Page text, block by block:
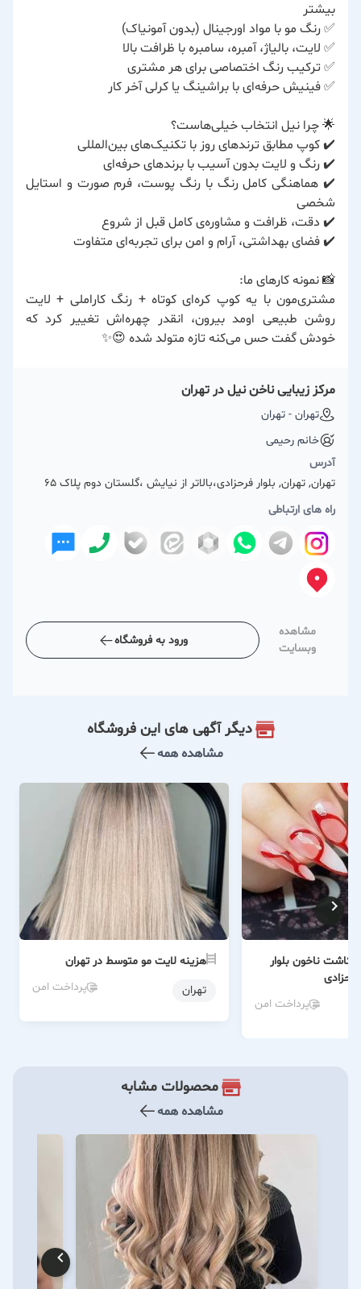
بیشتر
✅ رنگ مو با مواد اورجینال (بدون آمونیاک)
✅ لایت، بالیاژ، آمبره، سامبره با ظرافت بالا
✅ ترکیب رنگ اختصاصی برای هر مشتری
✅ فینیش حرفه‌ای با براشینگ یا کرلی آخر کار
🌟 چرا نیل انتخاب خیلی‌هاست؟
✔️ کوپ مطابق ترندهای روز با تکنیک‌های بین‌المللی
✔️ رنگ و لایت بدون آسیب با برندهای حرفه‌ای
✔️ هماهنگی کامل رنگ با رنگ پوست، فرم صورت و استایل
شخصی
✔️ دقت، ظرافت و مشاوره‌ی کامل قبل از شروع
✔️ فضای بهداشتی، آرام و امن برای تجربه‌ای متفاوت
📸 نمونه کارهای ما:
مشتری‌مون با یه کوپ کره‌ای کوتاه + رنگ کاراملی + لایت
روشن طبیعی اومد بیرون، انقدر چهره‌اش تغییر کرد که
خودش گفت حس می‌کنه تازه متولد شده 😍✨
مرکز زیبایی ناخن نیل در تهران
تهران - تهران
خانم رحیمی
آدرس
تهران, تهران, بلوار فرحزادی،بالاتر از نیایش ،گلستان دوم پلاک ۶۵
راه های ارتباطی
مشاهده
وبسایت
ورود به فروشگاه
دیگر آگهی های این فروشگاه
مشاهده همه
کاشت ناخون بلوار
فرحزادی
پرداخت امن
هزینه لایت مو متوسط در تهران
تهران
پرداخت امن
محصولات مشابه
مشاهده همه